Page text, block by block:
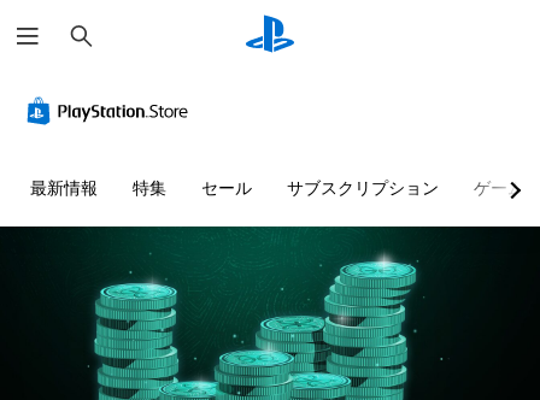
索
最新情報 特集 セール サブスクリプション ゲーム